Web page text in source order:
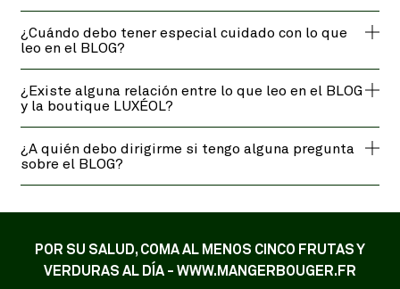
¿Cuándo debo tener especial cuidado con lo que
leo en el BLOG?
¿Existe alguna relación entre lo que leo en el BLOG
y la boutique LUXÉOL?
¿A quién debo dirigirme si tengo alguna pregunta
sobre el BLOG?
POR SU SALUD, COMA AL MENOS CINCO FRUTAS Y
VERDURAS AL DÍA - WWW.MANGERBOUGER.FR